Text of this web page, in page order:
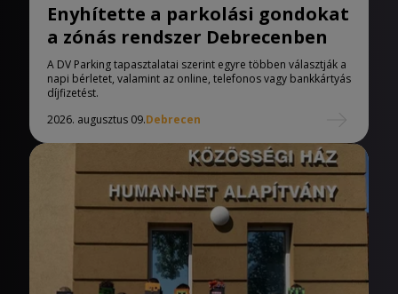
Enyhítette a parkolási gondokat
a zónás rendszer Debrecenben
A DV Parking tapasztalatai szerint egyre többen választják a
napi bérletet, valamint az online, telefonos vagy bankkártyás
díjfizetést.
2026. augusztus 09.Debrecen